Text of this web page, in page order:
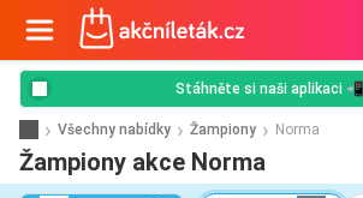
Stáhněte si naši aplikaci 📲
Všechny nabídky Žampiony Norma
Žampiony akce Norma